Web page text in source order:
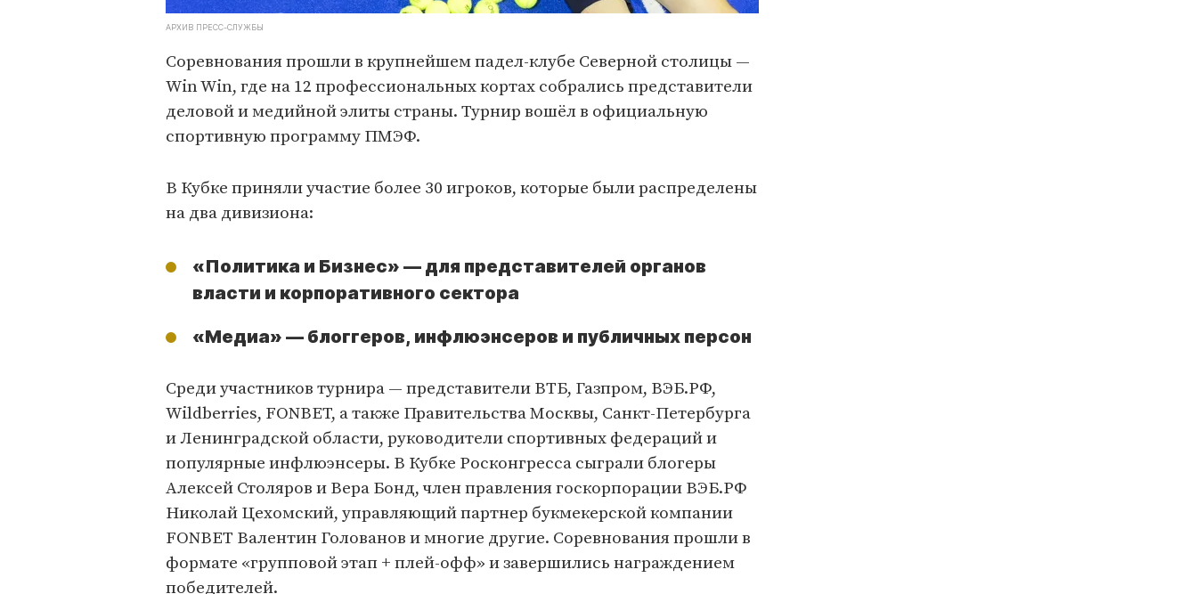
АРХИВ ПРЕСС-СЛУЖБЫ
Соревнования прошли в крупнейшем падел-клубе Северной столицы —
Win Win, где на 12 профессиональных кортах собрались представители
деловой и медийной элиты страны. Турнир вошёл в официальную
спортивную программу ПМЭФ.
В Кубке приняли участие более 30 игроков, которые были распределены
на два дивизиона:
«Политика и Бизнес» — для представителей органов
власти и корпоративного сектора
«Медиа» — блоггеров, инфлюэнсеров и публичных персон
Среди участников турнира — представители ВТБ, Газпром, ВЭБ.РФ,
Wildberries, FONBET, а также Правительства Москвы, Санкт-Петербурга
и Ленинградской области, руководители спортивных федераций и
популярные инфлюэнсеры. В Кубке Росконгресса сыграли блогеры
Алексей Столяров и Вера Бонд, член правления госкорпорации ВЭБ.РФ
Николай Цехомский, управляющий партнер букмекерской компании
FONBET Валентин Голованов и многие другие. Соревнования прошли в
формате «групповой этап + плей-офф» и завершились награждением
победителей.